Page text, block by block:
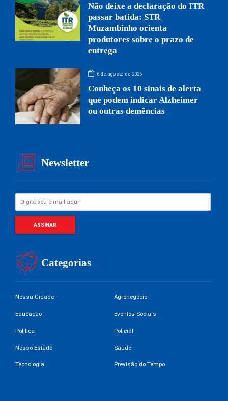
Não deixe a declaração do ITR
passar batida: STR
Muzambinho orienta
produtores sobre o prazo de
entrega
6 de agosto de 2026
Conheça os 10 sinais de alerta
que podem indicar Alzheimer
ou outras demências
Newsletter
Categorias
Nossa Cidade Agronegócio
Educação Eventos Sociais
Política Policial
Nosso Estado Saúde
Tecnologia Previsão do Tempo